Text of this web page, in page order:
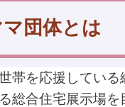
団体とは
帯を応援してい
総合住宅展示場を